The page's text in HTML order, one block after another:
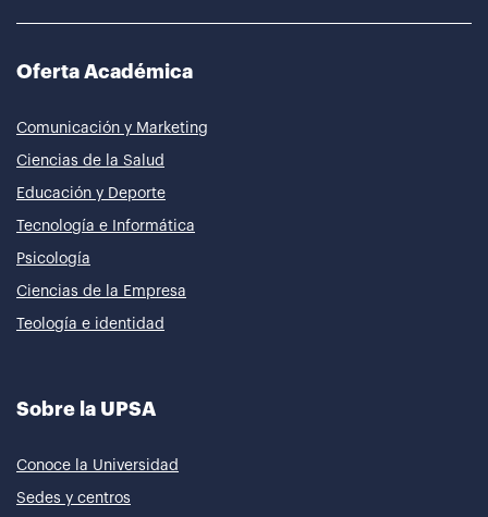
Oferta Académica
Comunicación y Marketing
Ciencias de la Salud
Educación y Deporte
Tecnología e Informática
Psicología
Ciencias de la Empresa
Teología e identidad
Sobre la UPSA
Conoce la Universidad
Sedes y centros